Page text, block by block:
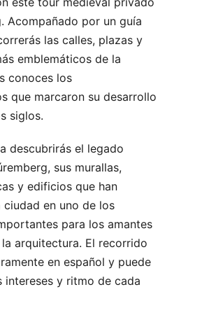
Acompañado por un guía
las calles, plazas y
emblemáticos de la
conoces los
que marcaron su desarrollo
siglos.
descubrirás el legado
sus murallas,
y edificios que han
en uno de los
para los amantes
arquitectura. El recorrido
en español y puede
intereses y ritmo de cada